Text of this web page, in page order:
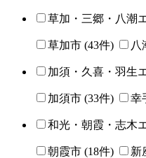
草加・三郷・八潮
草加市 (43件) 八
加須・久喜・羽生
加須市 (33件) 幸
和光・朝霞・志木
朝霞市 (18件) 新